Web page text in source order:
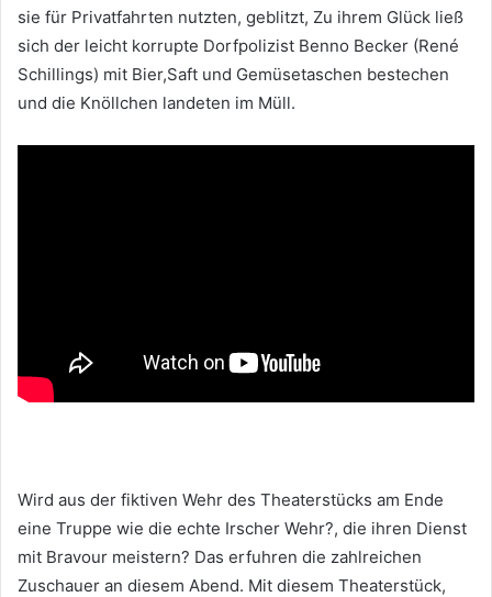
sie für Privatfahrten nutzten, geblitzt, Zu ihrem Glück ließ
sich der leicht korrupte Dorfpolizist Benno Becker (René
Schillings) mit Bier,Saft und Gemüsetaschen bestechen
und die Knöllchen landeten im Müll.
Wird aus der fiktiven Wehr des Theaterstücks am Ende
eine Truppe wie die echte Irscher Wehr?, die ihren Dienst
mit Bravour meistern? Das erfuhren die zahlreichen
Zuschauer an diesem Abend. Mit diesem Theaterstück,